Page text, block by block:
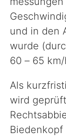
und in den
wurde
60 – 65
Als
wird